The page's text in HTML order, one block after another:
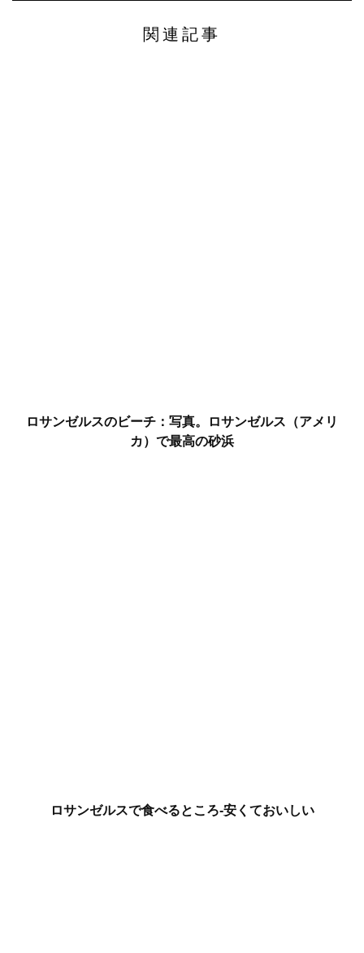
関連記事
ロサンゼルスのビーチ：写真。ロサンゼルス（アメリ
カ）で最高の砂浜
ロサンゼルスで食べるところ-安くておいしい